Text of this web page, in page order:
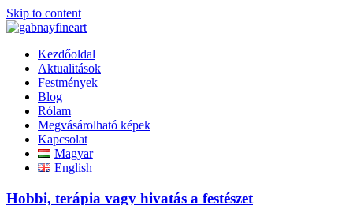
Skip to content
Kezdőoldal
Aktualitások
Festmények
Blog
Rólam
Megvásárolható képek
Kapcsolat
Magyar
English
Hobbi, terápia vagy hivatás a festészet